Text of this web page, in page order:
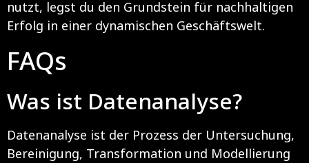
nutzt, legst du den Grundstein für nachhaltigen
Erfolg in einer dynamischen Geschäftswelt.
FAQs
Was ist Datenanalyse?
Datenanalyse ist der Prozess der Untersuchung,
Bereinigung, Transformation und Modellierung